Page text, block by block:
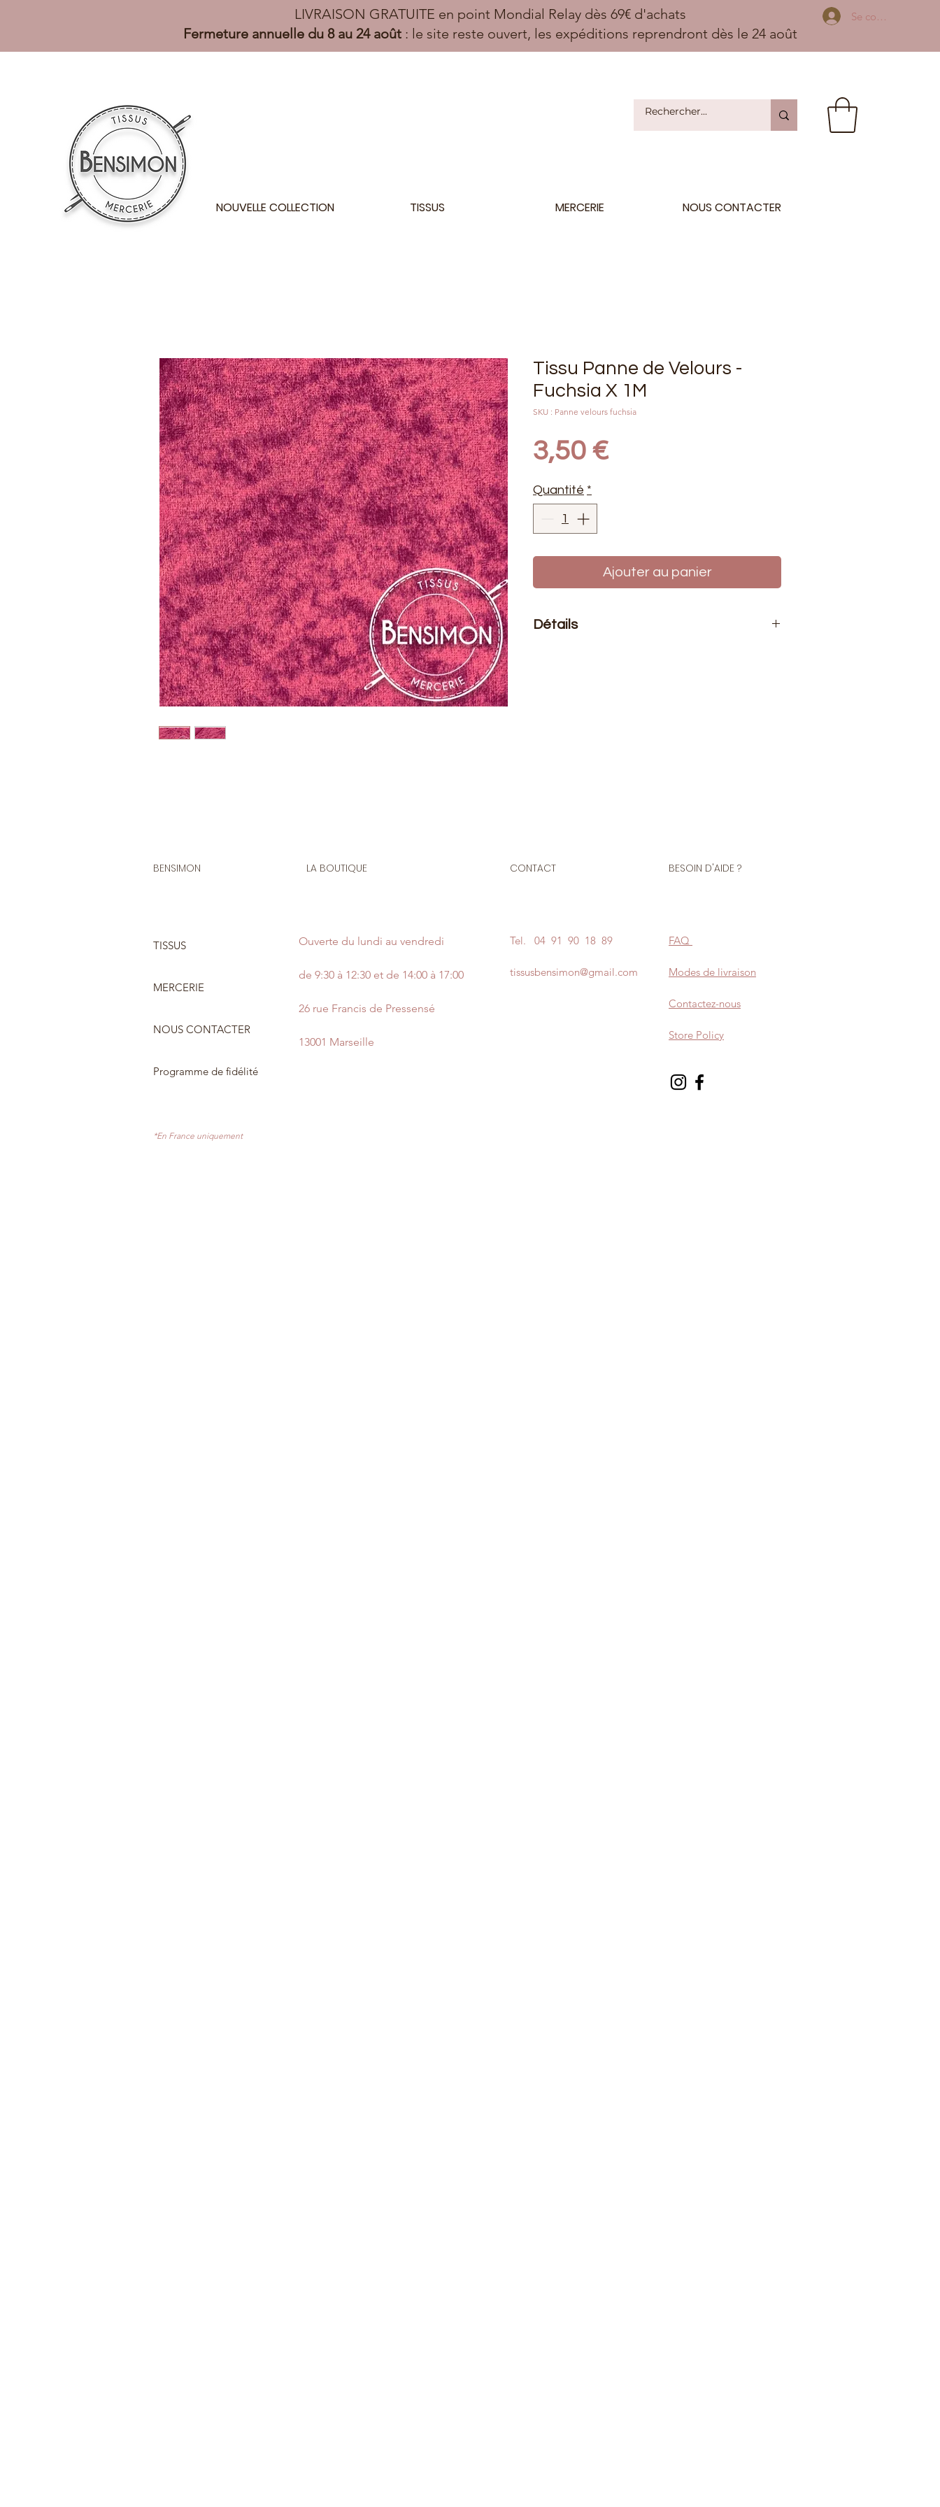
LIVRAISON GRATUITE en point Mondial Relay dès 69€ d'achats
Fermeture annuelle du 8 au 24 août: le site reste ouvert, les expéditions reprendront dès le 24 août
Se connecter
NOUVELLE COLLECTION TISSUS MERCERIE NOUS CONTACTER
Tissu Panne de Velours -
Fuchsia X 1M
SKU : Panne velours fuchsia
3,50 €Prix
Quantité *
Ajouter au panier
Détails
BENSIMON
TISSUS
MERCERIE
NOUS CONTACTER
Programme de fidélité
LA BOUTIQUE
Ouverte du lundi au vendredi
de 9:30 à 12:30 et de 14:00 à 17:00
26 rue Francis de Pressensé
13001 Marseille
CONTACT BESOIN D'AIDE ?
Tel. 04 91 90 18 89
tissusbensimon@gmail.com
FAQ
Modes de livraison
Contactez-nous
Store Policy
*En France uniquement